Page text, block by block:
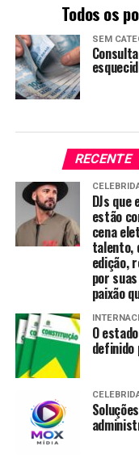
Todos os
SEM
RECENTE
DJs
estão
cena
talento,
edição,
por
paixão
O
definido